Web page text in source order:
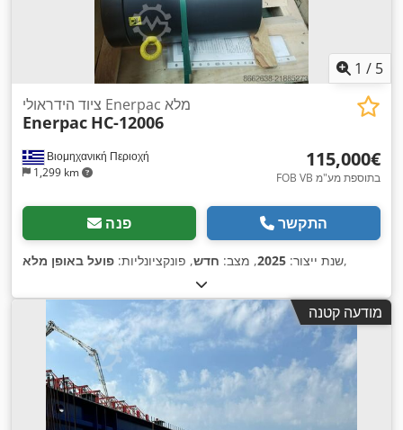
1 / 5
Βιομηχανική Περιοχή
1,299 km
ציוד הידראולי Enerpac מלא
Enerpac HC-12006
‏115,000 ‏€
FOB VB בתוספת מע"מ
פנה התקשר
שנת ייצור: 2025, מצב: חדש, פונקציונליות: פועל באופן מלא ,
מודעה קטנה